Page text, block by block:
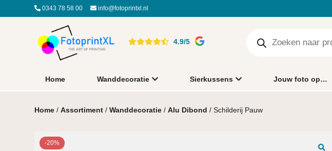
0343 78 58 00 info@fotoprintxl.nl
4.9/5
Home Wanddecoratie Sierkussens Jouw foto op…
Home /Assortiment /Wanddecoratie /Alu Dibond / Schilderij Pauw
-20%